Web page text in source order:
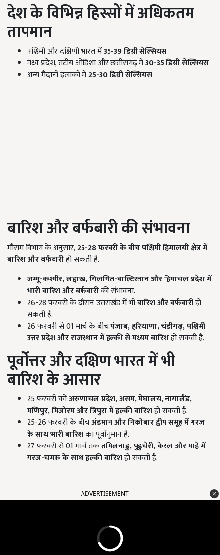
देश के विभिन्न हिस्सों में अधिकतम
तापमान
पश्चिमी और दक्षिणी भारत में35-39डिग्री सेल्सियस
मध्य प्रदेश, तटीय ओडिशा और छत्तीसगढ़ में30-35डिग्री सेल्सियस
अन्य मैदानी इलाकों में25-30डिग्री सेल्सियस
बारिश और बर्फबारी की संभावना
मौसम विभाग के अनुसार,25-28फरवरी के बीच पश्चिमी हिमालयी क्षेत्र में
बारिश और बर्फबारीहो सकती है.
जम्मू-कश्मीर,लद्दाख,गिलगित-बाल्टिस्तान और हिमाचल प्रदेश में
भारी बारिश और बर्फबारीकी संभावना.
26-28 फरवरी के दौरान उत्तराखंड में भीबारिश और बर्फबारीहो
सकती है.
26 फरवरी से 01 मार्च के बीचपंजाब,हरियाणा,चंडीगढ़,पश्चिमी
उत्तर प्रदेश और राजस्थान में हल्की से मध्यम बारिशहो सकती है.
पूर्वोत्तर और दक्षिण भारत में भी
बारिश के आसार
25 फरवरी कोअरुणाचल प्रदेश,असम,मेघालय,नागालैंड,
मणिपुर,मिजोरम और त्रिपुरा में हल्की बारिशहो सकती है.
25-26 फरवरी के बीचअंडमान और निकोबार द्वीप समूह में गरज
के साथ भारी बारिशका पूर्वानुमान है.
27 फरवरी से 01 मार्च तकतमिलनाडु,पुडुचेरी,केरल और माहे में
गरज-चमक के साथ हल्की बारिशहो सकती है.
ADVERTISEMENT